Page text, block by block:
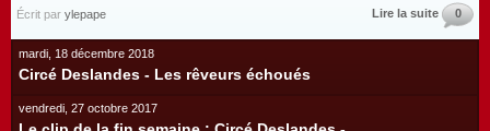
Écrit par ylepape Lire la suite 0
mardi, 18 décembre 2018
Circé Deslandes - Les rêveurs échoués
vendredi, 27 octobre 2017